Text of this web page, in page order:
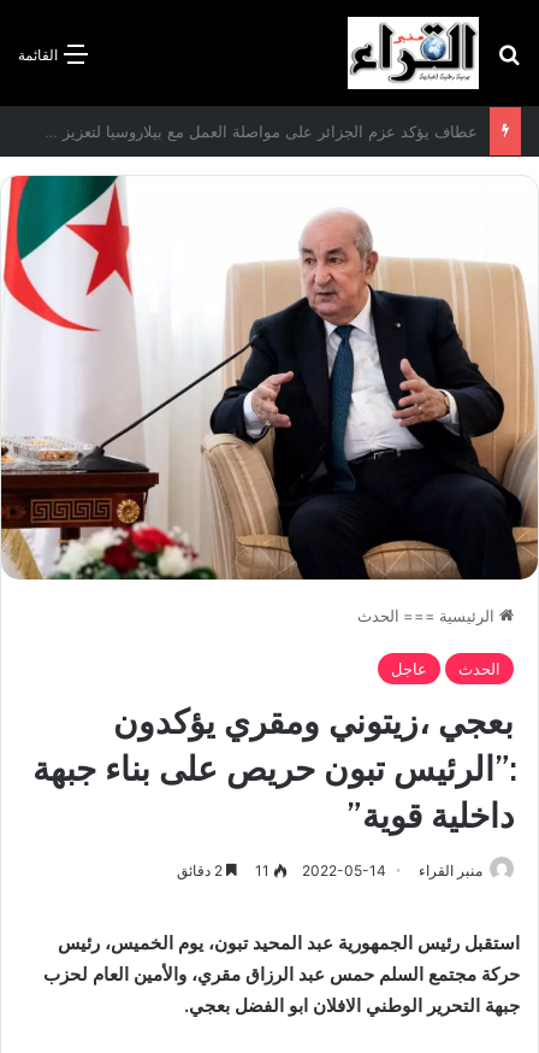
القائمة بحث عن
الرئيسية === الحدث
الحدث عاجل
بعجي ،زيتوني ومقري يؤكدون
:”الرئيس تبون حريص على بناء جبهة
داخلية قوية”
منبر القراء 2022-05-14
11
استقبل رئيس الجمهورية عبد المحيد تبون، يوم الخميس، رئيس
حركة مجتمع السلم حمس عبد الرزاق مقري، والأمين العام لحزب
جبهة التحرير الوطني الافلان ابو الفضل بعجي.